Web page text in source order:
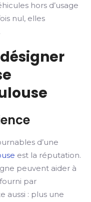
hors d’usage
nul, elles
d’une
est la réputation.
peuvent aider à
par
aussi : plus une